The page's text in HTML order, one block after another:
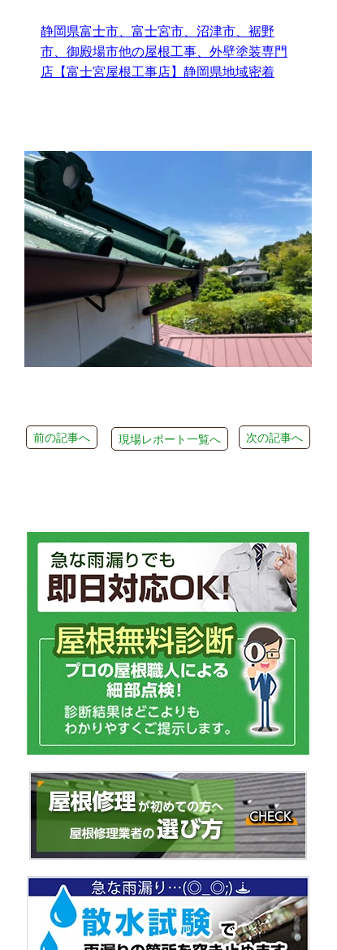
静岡県富士市、富士宮市、沼津市、裾野
市、御殿場市他の屋根工事、外壁塗装専門
店【富士宮屋根工事店】静岡県地域密着
前の記事へ 次の記事へ
現場レポート一覧へ